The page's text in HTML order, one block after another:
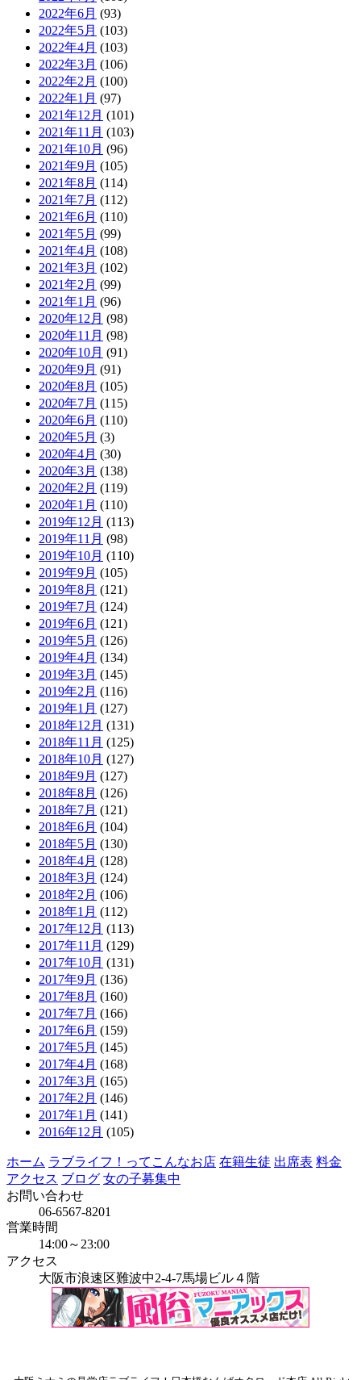
2022年6月 (93)
2022年5月 (103)
2022年4月 (103)
2022年3月 (106)
2022年2月 (100)
2022年1月 (97)
2021年12月 (101)
2021年11月 (103)
2021年10月 (96)
2021年9月 (105)
2021年8月 (114)
2021年7月 (112)
2021年6月 (110)
2021年5月 (99)
2021年4月 (108)
2021年3月 (102)
2021年2月 (99)
2021年1月 (96)
2020年12月 (98)
2020年11月 (98)
2020年10月 (91)
2020年9月 (91)
2020年8月 (105)
2020年7月 (115)
2020年6月 (110)
2020年5月 (3)
2020年4月 (30)
2020年3月 (138)
2020年2月 (119)
2020年1月 (110)
2019年12月 (113)
2019年11月 (98)
2019年10月 (110)
2019年9月 (105)
2019年8月 (121)
2019年7月 (124)
2019年6月 (121)
2019年5月 (126)
2019年4月 (134)
2019年3月 (145)
2019年2月 (116)
2019年1月 (127)
2018年12月 (131)
2018年11月 (125)
2018年10月 (127)
2018年9月 (127)
2018年8月 (126)
2018年7月 (121)
2018年6月 (104)
2018年5月 (130)
2018年4月 (128)
2018年3月 (124)
2018年2月 (106)
2018年1月 (112)
2017年12月 (113)
2017年11月 (129)
2017年10月 (131)
2017年9月 (136)
2017年8月 (160)
2017年7月 (166)
2017年6月 (159)
2017年5月 (145)
2017年4月 (168)
2017年3月 (165)
2017年2月 (146)
2017年1月 (141)
2016年12月 (105)
ホーム ラブライフ！ってこんなお店 在籍生徒 出席表 料金
アクセス ブログ 女の子募集中
お問い合わせ
06-6567-8201
営業時間
14:00～23:00
アクセス
大阪市浪速区難波中2-4-7馬場ビル４階